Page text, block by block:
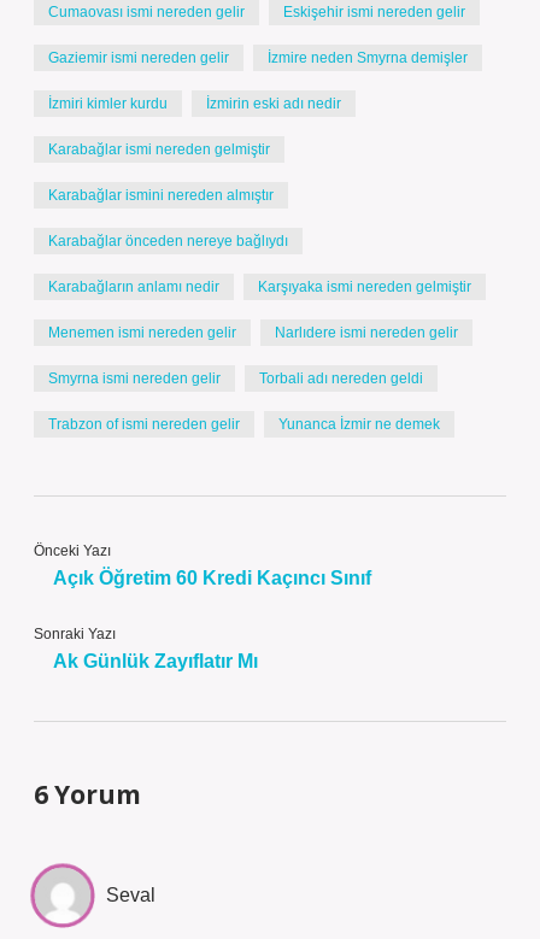
Cumaovası ismi nereden gelir Eskişehir ismi nereden gelir
Gaziemir ismi nereden gelir İzmire neden Smyrna demişler
İzmiri kimler kurdu İzmirin eski adı nedir
Karabağlar ismi nereden gelmiştir
Karabağlar ismini nereden almıştır
Karabağlar önceden nereye bağlıydı
Karabağların anlamı nedir Karşıyaka ismi nereden gelmiştir
Menemen ismi nereden gelir Narlıdere ismi nereden gelir
Smyrna ismi nereden gelir Torbali adı nereden geldi
Trabzon of ismi nereden gelir Yunanca İzmir ne demek
Önceki Yazı
Açık Öğretim 60 Kredi Kaçıncı Sınıf
Sonraki Yazı
Ak Günlük Zayıflatır Mı
6 Yorum
Seval